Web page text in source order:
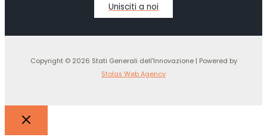
Unisciti a noi
Copyright © 2026 Stati Generali dell'Innovazione | Powered by
Stolas Web Agency